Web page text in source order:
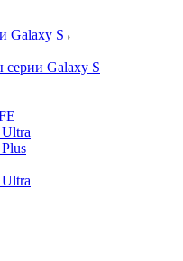
Galaxy S
Galaxy S